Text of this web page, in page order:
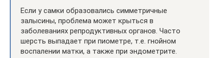
Если у самки образовались симметричные
залысины, проблема может крыться в
заболеваниях репродуктивных органов. Часто
шерсть выпадает при пиометре, т.е. гнойном
воспалении матки, а также при эндометрите.